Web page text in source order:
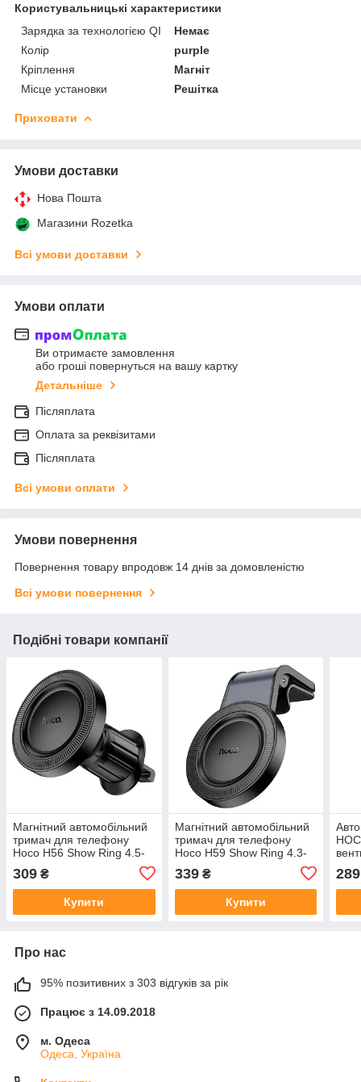
Користувальницькі характеристики
Зарядка за технологією QI
Немає
Колір
purple
Кріплення
Магніт
Місце установки
Решітка
Приховати
Умови доставки
Нова Пошта
Магазини Rozetka
Всі умови доставки
Умови оплати
Ви отримаєте замовлення
або гроші повернуться на вашу картку
Детальніше
Післяплата
Оплата за реквізитами
Післяплата
Всі умови оплати
Умови повернення
Повернення товару впродовж 14 днів за домовленістю
Всі умови повернення
Подібні товари компанії
Магнітний автомобільний
тримач для телефону
Hoco H56 Show Ring 4.5-
309 ₴
Купити
Магнітний автомобільний
тримач для телефону
Hoco H59 Show Ring 4.3-
339₴
Купити
289
Про нас
95% позитивних з 303 відгуків за рік
Працює з 14.09.2018
м. Одеса
Одеса, Україна